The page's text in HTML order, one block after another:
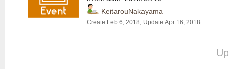
KeitarouNakayama
Create:Feb 6, 2018, Update:Apr 16, 2018